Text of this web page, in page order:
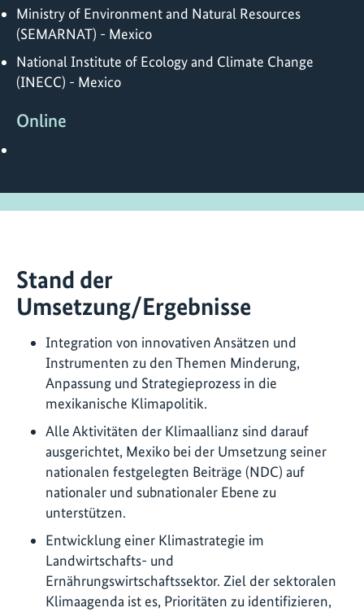
Ministry of Environment and Natural Resources
(SEMARNAT) - Mexico
National Institute of Ecology and Climate Change
(INECC) - Mexico
Online
Stand der
Umsetzung/Ergebnisse
Integration von innovativen Ansätzen und
Instrumenten zu den Themen Minderung,
Anpassung und Strategieprozess in die
mexikanische Klimapolitik.
Alle Aktivitäten der Klimaallianz sind darauf
ausgerichtet, Mexiko bei der Umsetzung seiner
nationalen festgelegten Beiträge (NDC) auf
nationaler und subnationaler Ebene zu
unterstützen.
Entwicklung einer Klimastrategie im
Landwirtschafts- und
Ernährungswirtschaftssektor. Ziel der sektoralen
Klimaagenda ist es, Prioritäten zu identifizieren,